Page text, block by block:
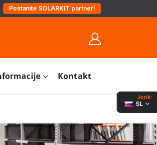
Postanite SOLARKIT partner!
Jezik:
SL
Kontakt